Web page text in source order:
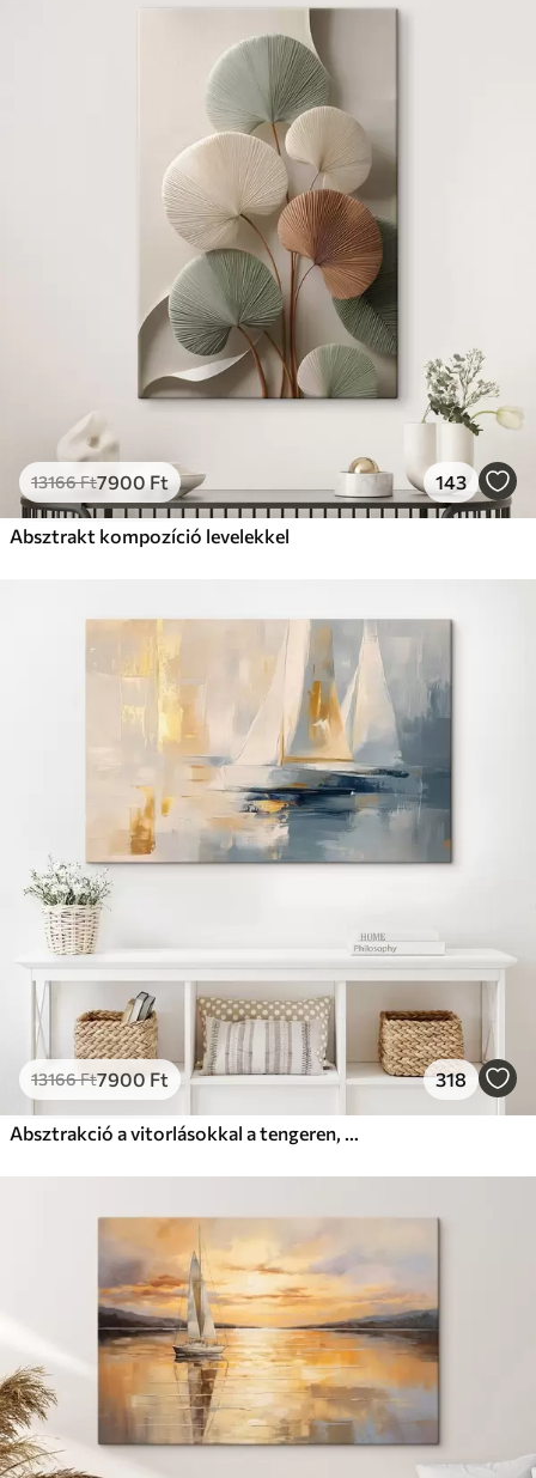
13166Ft7900 Ft 143
Absztrakt kompozíció levelekkel
13166Ft7900 Ft 318
Absztrakció a vitorlásokkal a tengeren, akril stílusban, naplemente